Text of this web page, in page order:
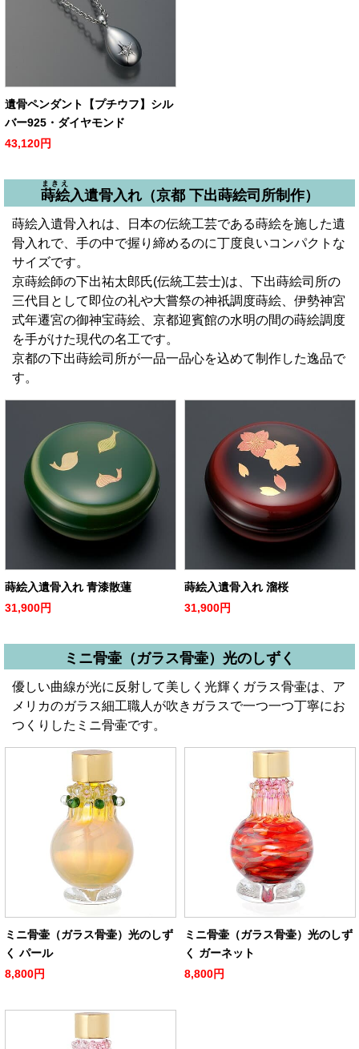
遺骨ペンダント【プチウフ】シル
バー925・ダイヤモンド
43,120円
蒔絵
まきえ
入遺骨入れ（京都 下出蒔絵司所制作）
蒔絵入遺骨入れは、日本の伝統工芸である蒔絵を施した遺
骨入れで、手の中で握り締めるのに丁度良いコンパクトな
サイズです。
京蒔絵師の下出祐太郎氏(伝統工芸士)は、下出蒔絵司所の
三代目として即位の礼や大嘗祭の神祇調度蒔絵、伊勢神宮
式年遷宮の御神宝蒔絵、京都迎賓館の水明の間の蒔絵調度
を手がけた現代の名工です。
京都の下出蒔絵司所が一品一品心を込めて制作した逸品で
す。
蒔絵入遺骨入れ 青漆散蓮
31,900円
蒔絵入遺骨入れ 溜桜
31,900円
ミニ骨壷（ガラス骨壷）光のしずく
優しい曲線が光に反射して美しく光輝くガラス骨壷は、ア
メリカのガラス細工職人が吹きガラスで一つ一つ丁寧にお
つくりしたミニ骨壷です。
ミニ骨壷（ガラス骨壷）光のしず
く パール
8,800円
ミニ骨壷（ガラス骨壷）光のしず
く ガーネット
8,800円